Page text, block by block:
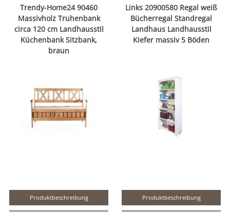
Trendy-Home24 90460
Massivholz Truhenbank
circa 120 cm Landhausstil
Küchenbank Sitzbank,
braun
Produktbeschreibung
Links 20900580 Regal weiß
Bücherregal Standregal
Landhaus Landhausstil
Kiefer massiv 5 Böden
Produktbeschreibung